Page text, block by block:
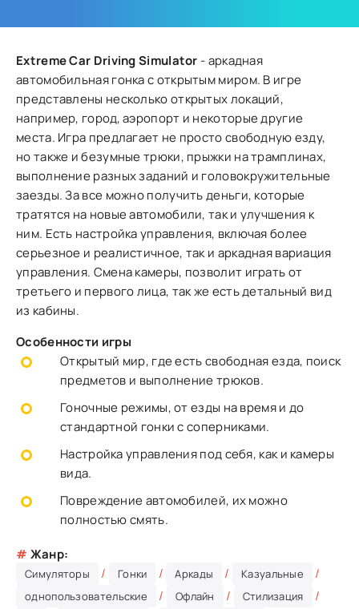
Extreme Car Driving Simulator - аркадная
автомобильная гонка с открытым миром. В игре
представлены несколько открытых локаций,
например, город, аэропорт и некоторые другие
места. Игра предлагает не просто свободную езду,
но также и безумные трюки, прыжки на трамплинах,
выполнение разных заданий и головокружительные
заезды. За все можно получить деньги, которые
тратятся на новые автомобили, так и улучшения к
ним. Есть настройка управления, включая более
серьезное и реалистичное, так и аркадная вариация
управления. Смена камеры, позволит играть от
третьего и первого лица, так же есть детальный вид
из кабины.
Особенности игры
Открытый мир, где есть свободная езда, поиск
предметов и выполнение трюков.
Гоночные режимы, от езды на время и до
стандартной гонки с соперниками.
Настройка управления под себя, как и камеры
вида.
Повреждение автомобилей, их можно
полностью смять.
# Жанр:
Симуляторы / Гонки / Аркады / Казуальные /
однопользовательские / Офлайн / Стилизация /